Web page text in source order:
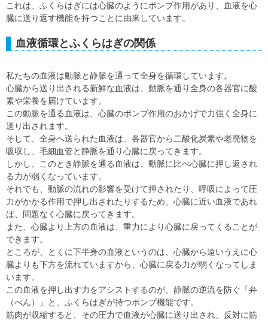
これは、ふくらはぎには心臓のようにポンプ作用があり、血液を心
臓に送り返す機能を持つことに由来しています。
血液循環とふくらはぎの関係
私たちの血液は動脈と静脈を通って全身を循環しています。
心臓から送り出される新鮮な血液は、動脈を通り全身の各器官に酸
素や栄養を届けています。
この動脈を通る血液は、心臓のポンプ作用のおかげで力強く全身に
送り出されます。
そして、全身へ送られた血液は、各器官から二酸化炭素や老廃物を
吸収し、毛細血管と静脈を通り心臓に戻ってきます。
しかし、このとき静脈を通る血液は、動脈に比べ心臓に押し返され
る力が弱くなっています。
それでも、動脈の流れの影響を受けて押されたり、呼吸によって圧
力がかかる作用で押し出されたりするため、心臓に近い血液であれ
ば、問題なく心臓に戻ってきます。
また、心臓より上方の血液は、重力により心臓に戻ってくることが
できます。
ところが、とくに下半身の血液というのは、心臓から遠いうえに心
臓よりも下方を流れていますから、心臓に戻る力が弱くなってしま
います。
この血液を押し出す力をアシストするのが、静脈の逆流を防ぐ「弁
（べん）」と、ふくらはぎが持つポンプ機能です。
筋肉が収縮すると、その圧力で血液が心臓に送り出され、反対に筋